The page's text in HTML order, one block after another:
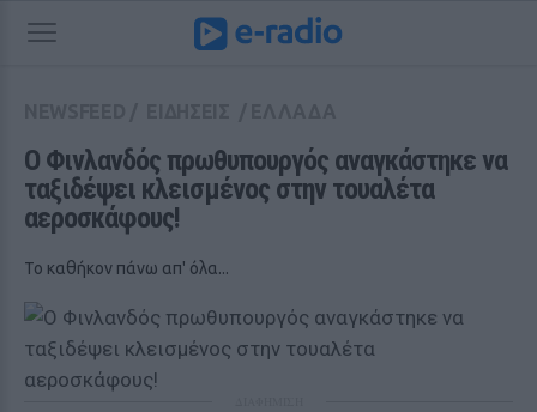
Ο Φινλανδός πρωθυπουργός αναγκάστηκε να
ταξιδέψει κλεισμένος στην τουαλέτα
αεροσκάφους!
Το καθήκον πάνω απ' όλα...